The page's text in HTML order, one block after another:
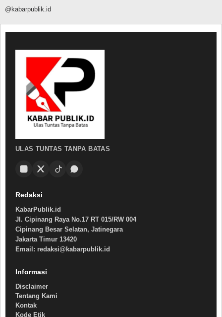
@kabarpublik.id
ULAS TUNTAS TANPA BATAS
Redaksi
KabarPublik.id
Jl. Cipinang Raya No.17 RT 015/RW 004
Cipinang Besar Selatan, Jatinegara
Jakarta Timur 13420
Email: redaksi@kabarpublik.id
Informasi
Disclaimer
Tentang Kami
Kontak
Kode Etik